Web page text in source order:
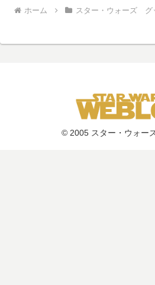
ホーム スター・ウォーズ グ
© 2005 スター・ウォー